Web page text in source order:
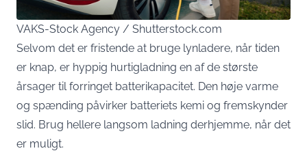
VAKS-Stock Agency / Shutterstock.com
Selvom det er fristende at bruge lynladere, når tiden
er knap, er hyppig hurtigladning en af de største
årsager til forringet batterikapacitet. Den høje varme
og spænding påvirker batteriets kemi og fremskynder
slid. Brug hellere langsom ladning derhjemme, når det
er muligt.